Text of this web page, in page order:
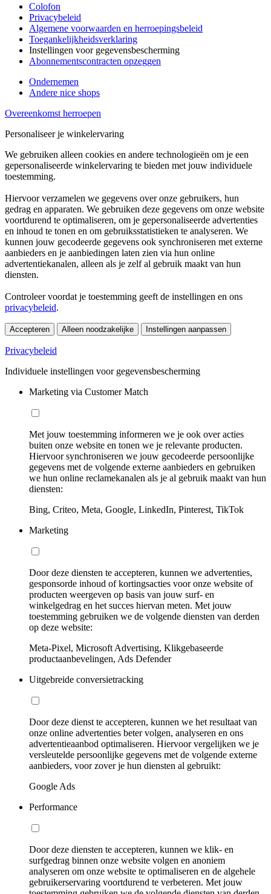
Colofon
Privacybeleid
Algemene voorwaarden en herroepingsbeleid
Toegankelijkheidsverklaring
Instellingen voor gegevensbescherming
Abonnementscontracten opzeggen
Ondernemen
Andere nice shops
Overeenkomst herroepen
Personaliseer je winkelervaring
We gebruiken alleen cookies en andere technologieën om je een
gepersonaliseerde winkelervaring te bieden met jouw individuele
toestemming.
Hiervoor verzamelen we gegevens over onze gebruikers, hun
gedrag en apparaten. We gebruiken deze gegevens om onze website
voortdurend te optimaliseren, om je gepersonaliseerde advertenties
en inhoud te tonen en om gebruiksstatistieken te analyseren. We
kunnen jouw gecodeerde gegevens ook synchroniseren met externe
aanbieders en je aanbiedingen laten zien via hun online
advertentiekanalen, alleen als je zelf al gebruik maakt van hun
diensten.
Controleer voordat je toestemming geeft de instellingen en ons
privacybeleid.
Accepteren Alleen noodzakelijke Instellingen aanpassen
Privacybeleid
Individuele instellingen voor gegevensbescherming
Marketing via Customer Match
Met jouw toestemming informeren we je ook over acties
buiten onze website en tonen we je relevante producten.
Hiervoor synchroniseren we jouw gecodeerde persoonlijke
gegevens met de volgende externe aanbieders en gebruiken
we hun online reclamekanalen als je al gebruik maakt van hun
diensten:
Bing, Criteo, Meta, Google, LinkedIn, Pinterest, TikTok
Marketing
Door deze diensten te accepteren, kunnen we advertenties,
gesponsorde inhoud of kortingsacties voor onze website of
producten weergeven op basis van jouw surf- en
winkelgedrag en het succes hiervan meten. Met jouw
toestemming gebruiken we de volgende diensten van derden
op deze website:
Meta-Pixel, Microsoft Advertising, Klikgebaseerde
productaanbevelingen, Ads Defender
Uitgebreide conversietracking
Door deze dienst te accepteren, kunnen we het resultaat van
onze online advertenties beter volgen, analyseren en ons
advertentieaanbod optimaliseren. Hiervoor vergelijken we je
versleutelde persoonlijke gegevens met de volgende externe
aanbieders, voor zover je hun diensten al gebruikt:
Google Ads
Performance
Door deze diensten te accepteren, kunnen we klik- en
surfgedrag binnen onze website volgen en anoniem
analyseren om onze website te optimaliseren en de algehele
gebruikerservaring voortdurend te verbeteren. Met jouw